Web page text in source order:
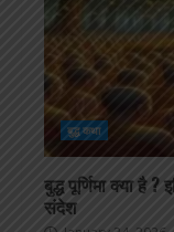
बुद्ध कथा
बुद्ध पूर्णिमा क्या है
संदेश